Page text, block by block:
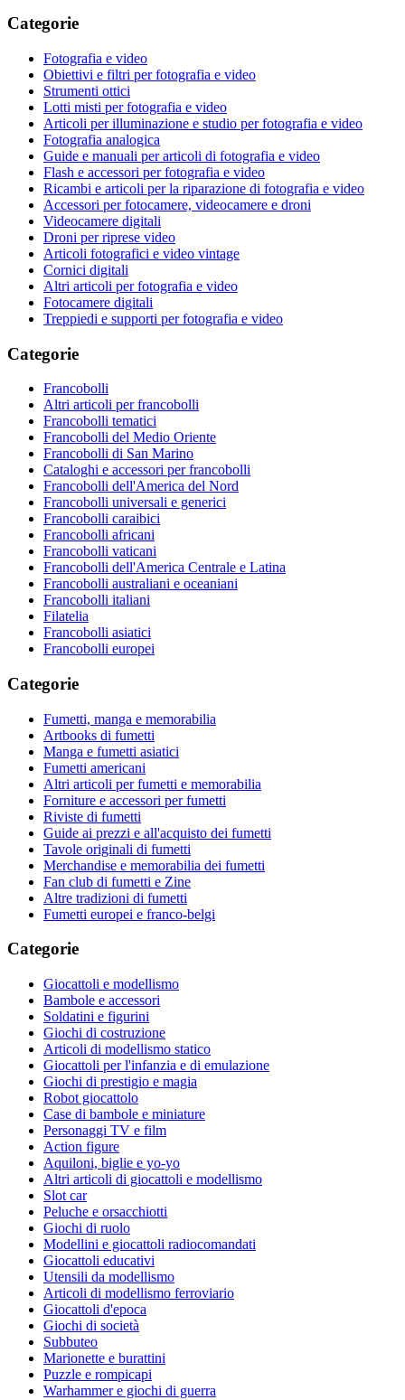
Categorie
Fotografia e video
Obiettivi e filtri per fotografia e video
Strumenti ottici
Lotti misti per fotografia e video
Articoli per illuminazione e studio per fotografia e video
Fotografia analogica
Guide e manuali per articoli di fotografia e video
Flash e accessori per fotografia e video
Ricambi e articoli per la riparazione di fotografia e video
Accessori per fotocamere, videocamere e droni
Videocamere digitali
Droni per riprese video
Articoli fotografici e video vintage
Cornici digitali
Altri articoli per fotografia e video
Fotocamere digitali
Treppiedi e supporti per fotografia e video
Categorie
Francobolli
Altri articoli per francobolli
Francobolli tematici
Francobolli del Medio Oriente
Francobolli di San Marino
Cataloghi e accessori per francobolli
Francobolli dell'America del Nord
Francobolli universali e generici
Francobolli caraibici
Francobolli africani
Francobolli vaticani
Francobolli dell'America Centrale e Latina
Francobolli australiani e oceaniani
Francobolli italiani
Filatelia
Francobolli asiatici
Francobolli europei
Categorie
Fumetti, manga e memorabilia
Artbooks di fumetti
Manga e fumetti asiatici
Fumetti americani
Altri articoli per fumetti e memorabilia
Forniture e accessori per fumetti
Riviste di fumetti
Guide ai prezzi e all'acquisto dei fumetti
Tavole originali di fumetti
Merchandise e memorabilia dei fumetti
Fan club di fumetti e Zine
Altre tradizioni di fumetti
Fumetti europei e franco-belgi
Categorie
Giocattoli e modellismo
Bambole e accessori
Soldatini e figurini
Giochi di costruzione
Articoli di modellismo statico
Giocattoli per l'infanzia e di emulazione
Giochi di prestigio e magia
Robot giocattolo
Case di bambole e miniature
Personaggi TV e film
Action figure
Aquiloni, biglie e yo-yo
Altri articoli di giocattoli e modellismo
Slot car
Peluche e orsacchiotti
Giochi di ruolo
Modellini e giocattoli radiocomandati
Giocattoli educativi
Utensili da modellismo
Articoli di modellismo ferroviario
Giocattoli d'epoca
Giochi di società
Subbuteo
Marionette e burattini
Puzzle e rompicapi
Warhammer e giochi di guerra